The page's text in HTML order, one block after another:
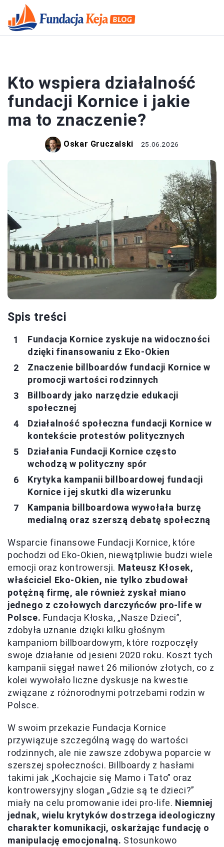
Kto wspiera działalność
fundacji Kornice i jakie
ma to znaczenie?
Oskar Gruczalski 25.06.2026
Spis treści
Fundacja Kornice zyskuje na widoczności
dzięki finansowaniu z Eko-Okien
Znaczenie billboardów fundacji Kornice w
promocji wartości rodzinnych
Billboardy jako narzędzie edukacji
społecznej
Działalność społeczna fundacji Kornice w
kontekście protestów politycznych
Działania Fundacji Kornice często
wchodzą w polityczny spór
Krytyka kampanii billboardowej fundacji
Kornice i jej skutki dla wizerunku
Kampania billboardowa wywołała burzę
medialną oraz szerszą debatę społeczną
Wsparcie finansowe Fundacji Kornice, które
pochodzi od Eko-Okien, niewątpliwie budzi wiele
emocji oraz kontrowersji. Mateusz Kłosek,
właściciel Eko-Okien, nie tylko zbudował
potężną firmę, ale również zyskał miano
jednego z czołowych darczyńców pro-life w
Polsce. Fundacja Kłoska, „Nasze Dzieci”,
zdobyła uznanie dzięki kilku głośnym
kampaniom billboardowym, które rozpoczęły
swoje działanie od jesieni 2020 roku. Koszt tych
kampanii sięgał nawet 26 milionów złotych, co z
kolei wywołało liczne dyskusje na kwestie
związane z różnorodnymi potrzebami rodzin w
Polsce.
W swoim przekazie Fundacja Kornice
przywiązuje szczególną wagę do wartości
rodzinnych, ale nie zawsze zdobywa poparcie w
szerszej społeczności. Billboardy z hasłami
takimi jak „Kochajcie się Mamo i Tato” oraz
kontrowersyjny slogan „Gdzie są te dzieci?”
miały na celu promowanie idei pro-life. Niemniej
jednak, wielu krytyków dostrzega ideologiczny
charakter komunikacji, oskarżając fundację o
manipulację emocjonalną. Stosunkowo